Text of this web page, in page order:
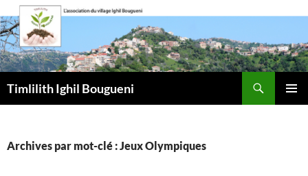
Aller
au
contenu
Timlilith Ighil Bougueni
Archives par mot-clé : Jeux Olympiques